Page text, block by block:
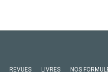
REVUES LIVRES NOS